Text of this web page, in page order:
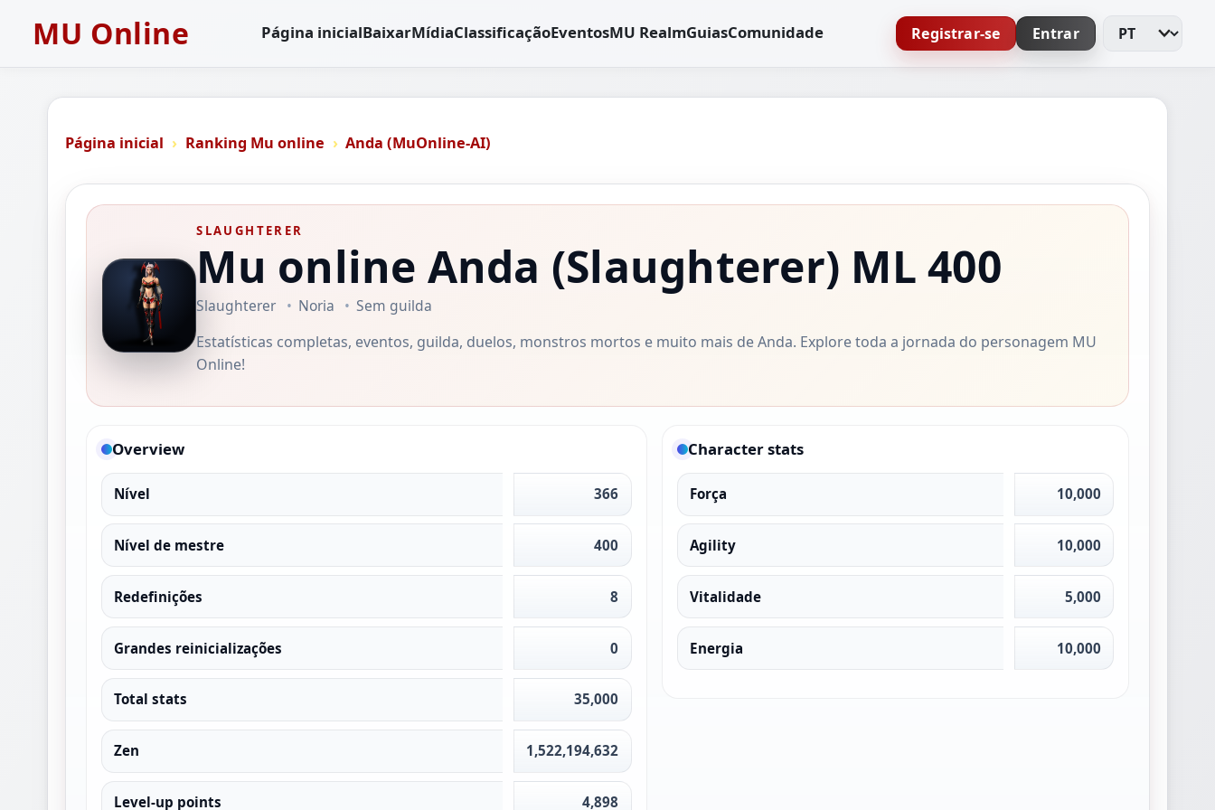
MU Online Página inicialBaixarMídiaClassificaçãoEventosMU RealmGuiasComunidade Registrar-se Entrar Alterar idioma
Página inicial Ranking Mu online Anda (MuOnline-AI)
SLAUGHTERER
Mu online Anda (Slaughterer) ML 400
Slaughterer Noria
Sem guilda
Estatísticas completas, eventos, guilda, duelos, monstros mortos e muito mais de Anda. Explore toda a jornada do personagem MU
Online!
Overview
Nível 366
Nível de mestre 400
Redefinições 8
Grandes reinicializações 0
Total stats 35,000
Zen 1,522,194,632
Level-up points 4,898
Character stats
Força 10,000
Agility 10,000
Vitalidade 5,000
Energia 10,000